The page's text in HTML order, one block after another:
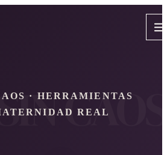
· HERRAMIENTAS
REAL